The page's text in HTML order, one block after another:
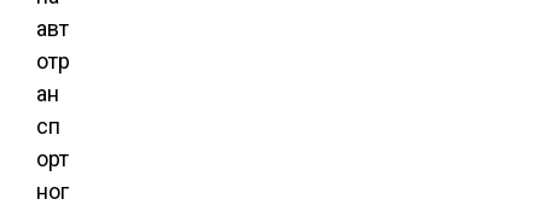
авт
отр
ан
сп
орт
ног